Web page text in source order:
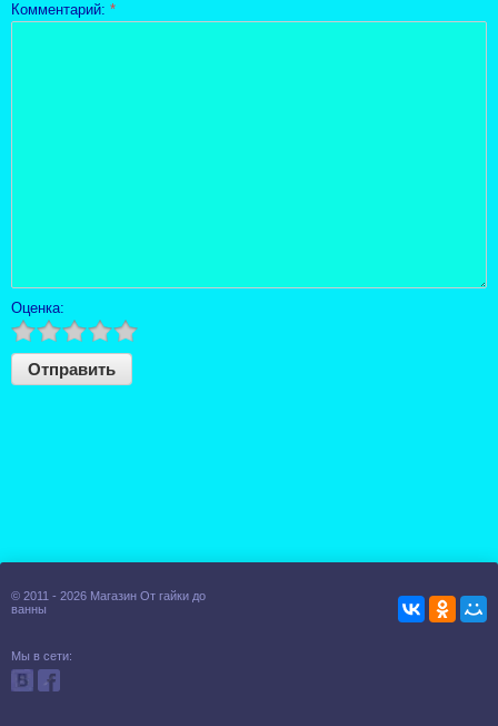
Комментарий: *
Оценка:
© 2011 - 2026 Магазин От гайки до
ванны
Мы в сети: